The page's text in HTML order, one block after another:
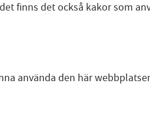
finns det också kakor som
använda den här